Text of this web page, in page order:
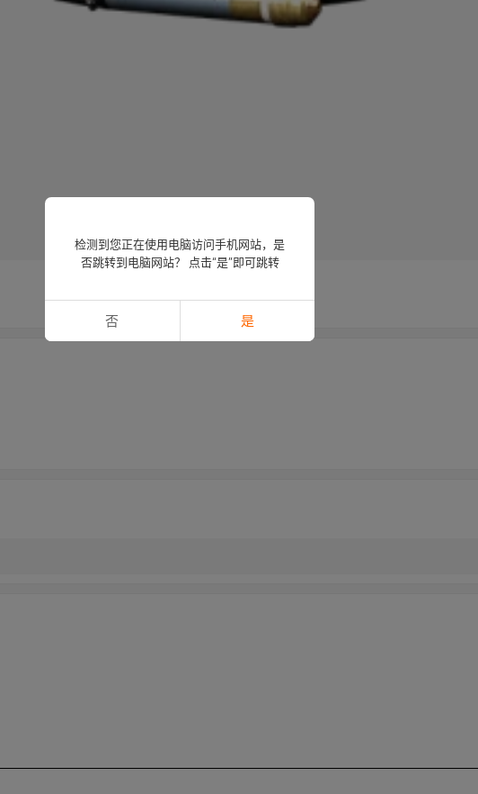
检测到您正在使用电脑访问手机网站，是
否跳转到电脑网站？ 点击“是”即可跳转
否 是